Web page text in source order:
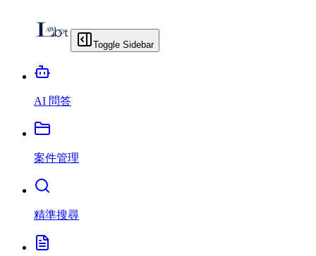
Toggle Sidebar
AI 問答
案件管理
精準搜尋